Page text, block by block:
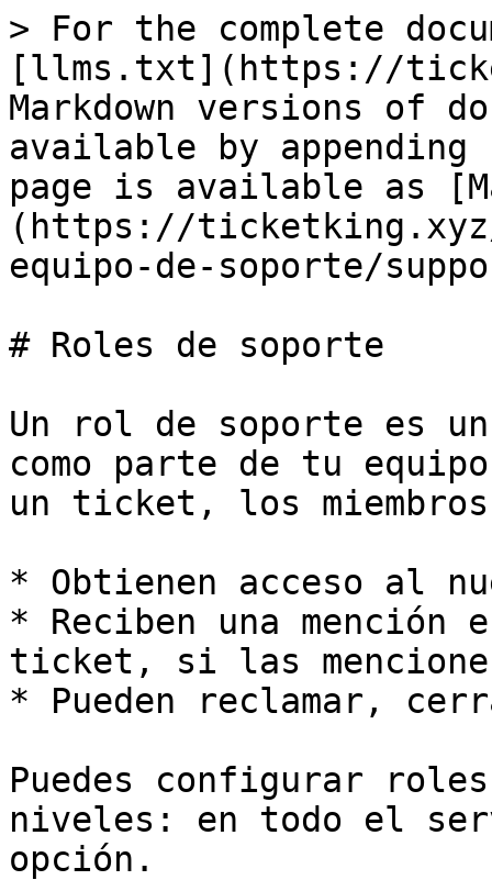
> For the complete
[llms.txt](https://
Markdown versions of
available by
page is available as
(https://
equipo-de-soporte/
# Roles de soporte
Un rol de soporte es
como parte de tu
un ticket, los
* Obtienen acceso al
* Reciben una
ticket, si las
* Pueden reclamar,
Puedes configurar
niveles: en todo el
opción.